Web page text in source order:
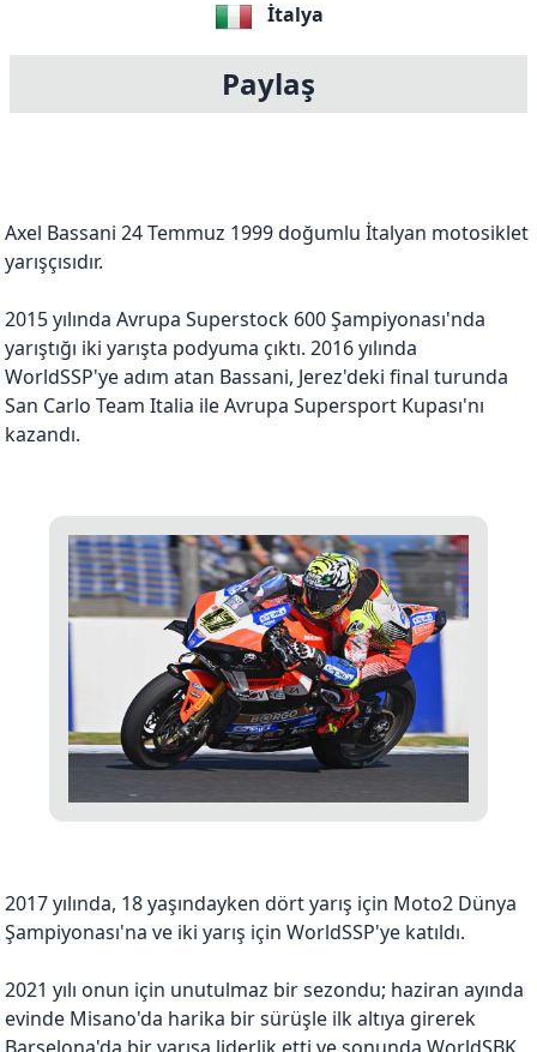
İtalya
Paylaş
Axel Bassani 24 Temmuz 1999 doğumlu İtalyan motosiklet
yarışçısıdır.
2015 yılında Avrupa Superstock 600 Şampiyonası'nda
yarıştığı iki yarışta podyuma çıktı. 2016 yılında
WorldSSP'ye adım atan Bassani, Jerez'deki final turunda
San Carlo Team Italia ile Avrupa Supersport Kupası'nı
kazandı.
2017 yılında, 18 yaşındayken dört yarış için Moto2 Dünya
Şampiyonası'na ve iki yarış için WorldSSP'ye katıldı.
2021 yılı onun için unutulmaz bir sezondu; haziran ayında
evinde Misano'da harika bir sürüşle ilk altıya girerek